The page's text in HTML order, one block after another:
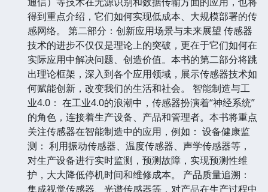
得到重点介绍，它们如何实现低成本、大规模部署的传
感网络。 第二部分：创新应用场景与未来展望 传感器
技术的进步不仅仅是理论上的突破，更在于它们如何在
实际应用中解决问题、创造价值。本书的第二部分将跳
出理论框架，深入到各个应用领域，展示传感器技术如
何赋能创新，改变我们的生活和社会。 智能制造与工
业4.0： 在工业4.0的浪潮中，传感器扮演着“神经系统”
的角色，连接着生产设备、产品和管理者。本书将重点
关注传感器在智能制造中的应用，例如： 设备健康监
测： 利用振动传感器、温度传感器、声学传感器等，
对生产设备进行实时监测，预测故障，实现预测性维
护，大大降低停机时间和维修成本。 产品质量追溯：
集成视觉传感器、光谱传感器等，对产品在生产过程中